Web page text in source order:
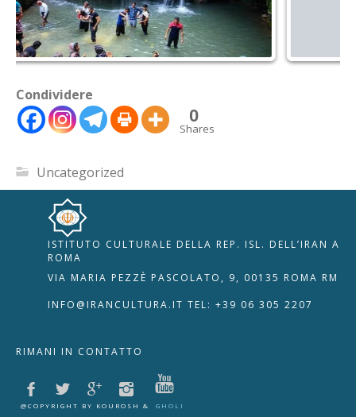
Condividere
0
Shares
Uncategorized
ISTITUTO CULTURALE DELLA REP. ISL. DELL’IRAN A
ROMA
VIA MARIA PEZZÈ PASCOLATO, 9, 00135 ROMA RM
INFO@IRANCULTURA.IT TEL: +39 06 305 2207
RIMANI IN CONTATTO
@COPYRIGHT BY KOUROSH & GHOLI
RIPRISTINA 🇮🇹 🇬🇧
Disattiva Immagini
Evidenzia Link